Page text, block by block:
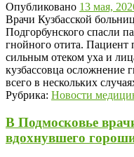
Опубликовано 13 мая,
Врачи Кузбасской
Подгорбунского спасли
гнойного отита. Пациент
сильным отеком уха и
кузбассовца осложнение
всего в нескольких
Рубрика: Новости
В Подмосковье
вдохнувшего